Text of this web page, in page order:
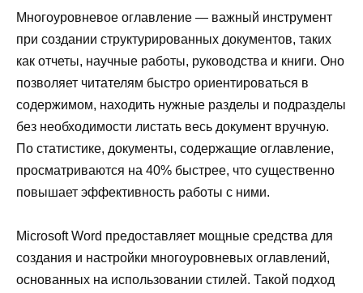
Многоуровневое оглавление — важный инструмент
при создании структурированных документов, таких
как отчеты, научные работы, руководства и книги. Оно
позволяет читателям быстро ориентироваться в
содержимом, находить нужные разделы и подразделы
без необходимости листать весь документ вручную.
По статистике, документы, содержащие оглавление,
просматриваются на 40% быстрее, что существенно
повышает эффективность работы с ними.
Microsoft Word предоставляет мощные средства для
создания и настройки многоуровневых оглавлений,
основанных на использовании стилей. Такой подход